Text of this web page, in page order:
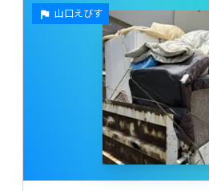
山口えびす